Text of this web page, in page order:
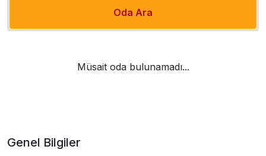
Oda Ara
Müsait oda bulunamadı...
Genel Bilgiler